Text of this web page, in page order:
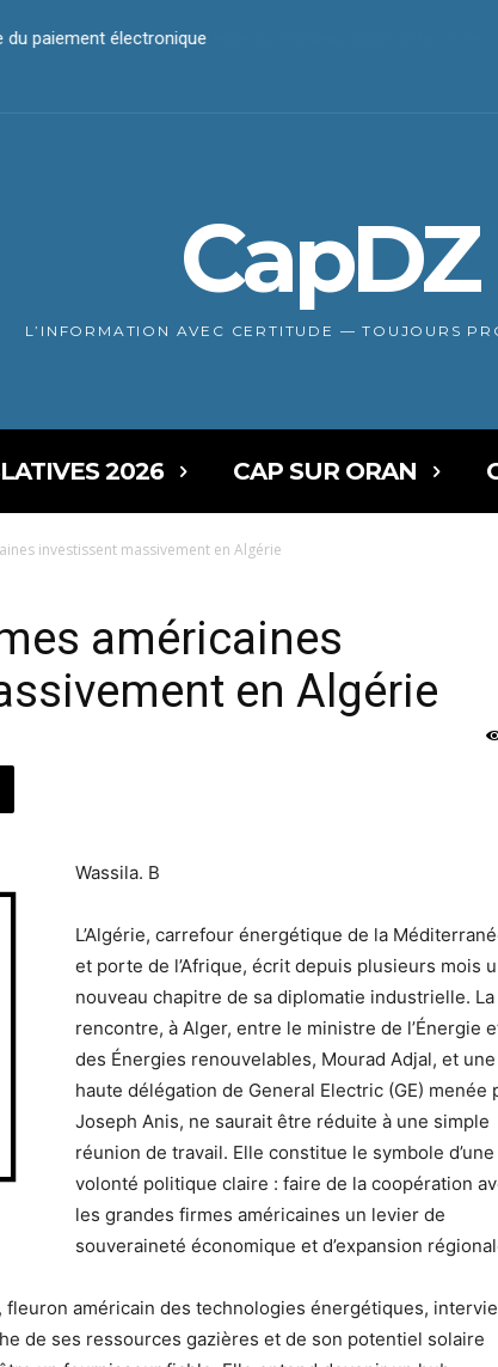
du paiement électronique
CapDZ
L’INFORMATION AVEC CERTITUDE — TOUJOURS
2026 CAP SUR ORAN
investissent massivement en Algérie
américaines
en Algérie
Wassila. B
L’Algérie, carrefour énergétique de la
et porte de l’Afrique, écrit depuis plusieurs mois
nouveau chapitre de sa diplomatie industrielle. La
rencontre, à Alger, entre le ministre de l’Énergie
des Énergies renouvelables, Mourad Adjal, et une
haute délégation de General Electric (GE) menée
Joseph Anis, ne saurait être réduite à une simple
réunion de travail. Elle constitue le symbole d’une
volonté politique claire : faire de la coopération
les grandes firmes américaines un levier de
souveraineté économique et d’expansion
fleuron américain des technologies énergétiques,
de ses ressources gazières et de son potentiel solaire